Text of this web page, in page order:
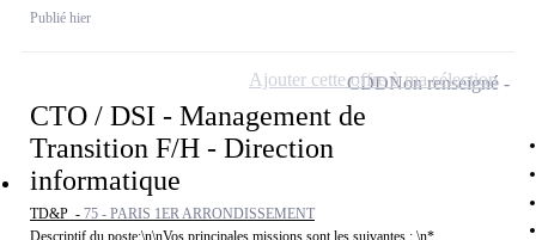
Publié hier
CTO / DSI - Management de
Transition F/H - Direction
informatique
TD&P - 75 - PARIS 1ER ARRONDISSEMENT
Descriptif du poste:\n\nVos principales missions sont les suivantes : \n*
CDDNon renseigné
Ajouter cette offre à ma sélection